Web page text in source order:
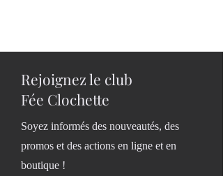
Rejoignez le club
Fée Clochette
Soyez informés des nouveautés, des
promos et des actions en ligne et en
boutique !